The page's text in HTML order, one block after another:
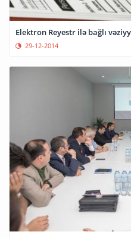
Elektron Reyestr ilə bağlı
29-12-2014